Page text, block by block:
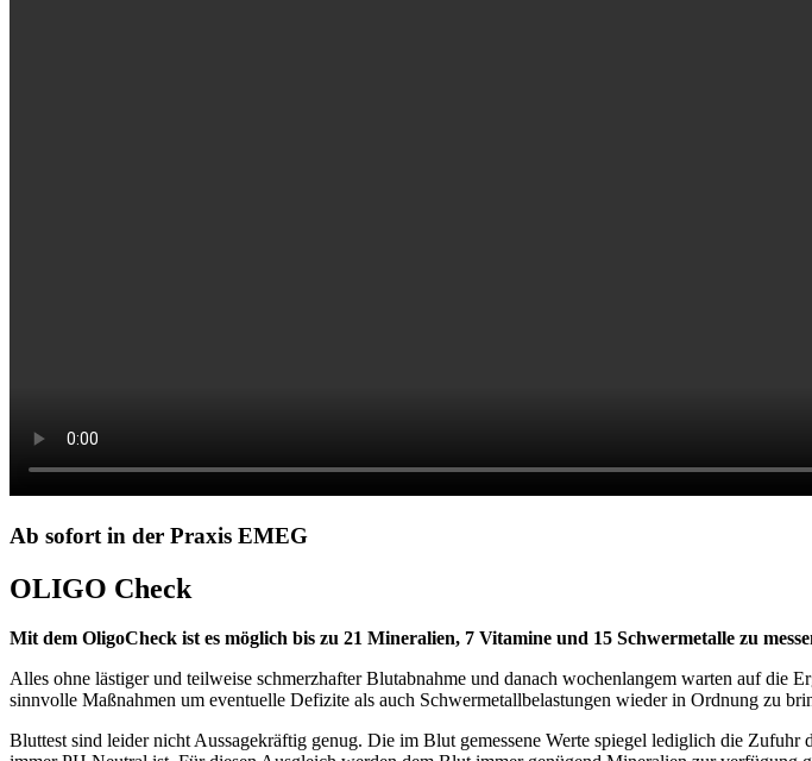
Ab sofort in der Praxis EMEG
OLIGO Check
Mit dem OligoCheck ist es möglich bis zu 21 Mineralien, 7 Vitamine und 15 Schwermetalle zu
Alles ohne lästiger und teilweise schmerzhafter Blutabnahme und danach wochenlangem warten auf die
sinnvolle Maßnahmen um eventuelle Defizite als auch Schwermetallbelastungen wieder in Ordnung zu
Bluttest sind leider nicht Aussagekräftig genug. Die im Blut gemessene Werte spiegel lediglich die